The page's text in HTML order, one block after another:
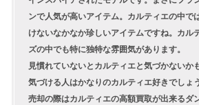
ンで人気が高いアイテム。カルティエの中で
けないなかなか珍しいアイテムですね。カル
ズの中でも特に独特な雰囲気があります。
見慣れていないとカルティエと気づかないか
気づける人はかなりのカルティエ好きでしょ
売却の際はカルティエの高額買取が出来るダ